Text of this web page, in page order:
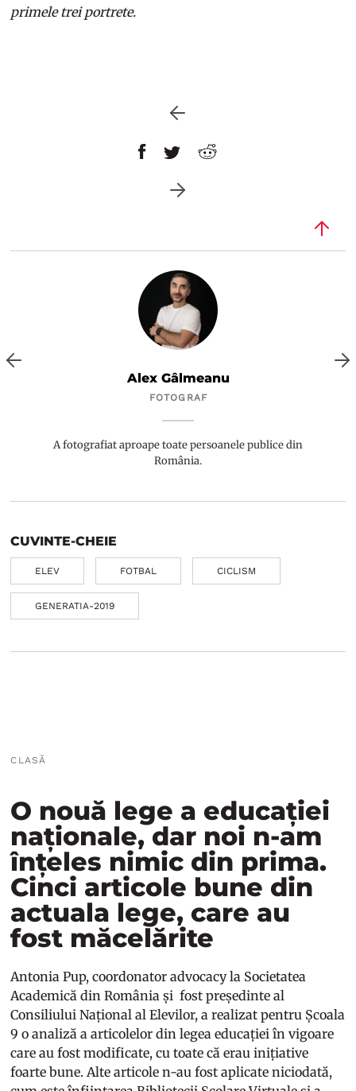
primele trei portrete.
Alex Gâlmeanu
FOTOGRAF
A fotografiat aproape toate persoanele publice din
România.
CUVINTE-CHEIE
ELEV FOTBAL CICLISM
GENERATIA-2019
CLASĂ
O nouă lege a educației
naționale, dar noi n-am
înțeles nimic din prima.
Cinci articole bune din
actuala lege, care au
fost măcelărite
Antonia Pup, coordonator advocacy la Societatea
Academică din România și fost președinte al
Consiliului Național al Elevilor, a realizat pentru Școala
9 o analiză a articolelor din legea educației în vigoare
care au fost modificate, cu toate că erau inițiative
foarte bune. Alte articole n-au fost aplicate niciodată,